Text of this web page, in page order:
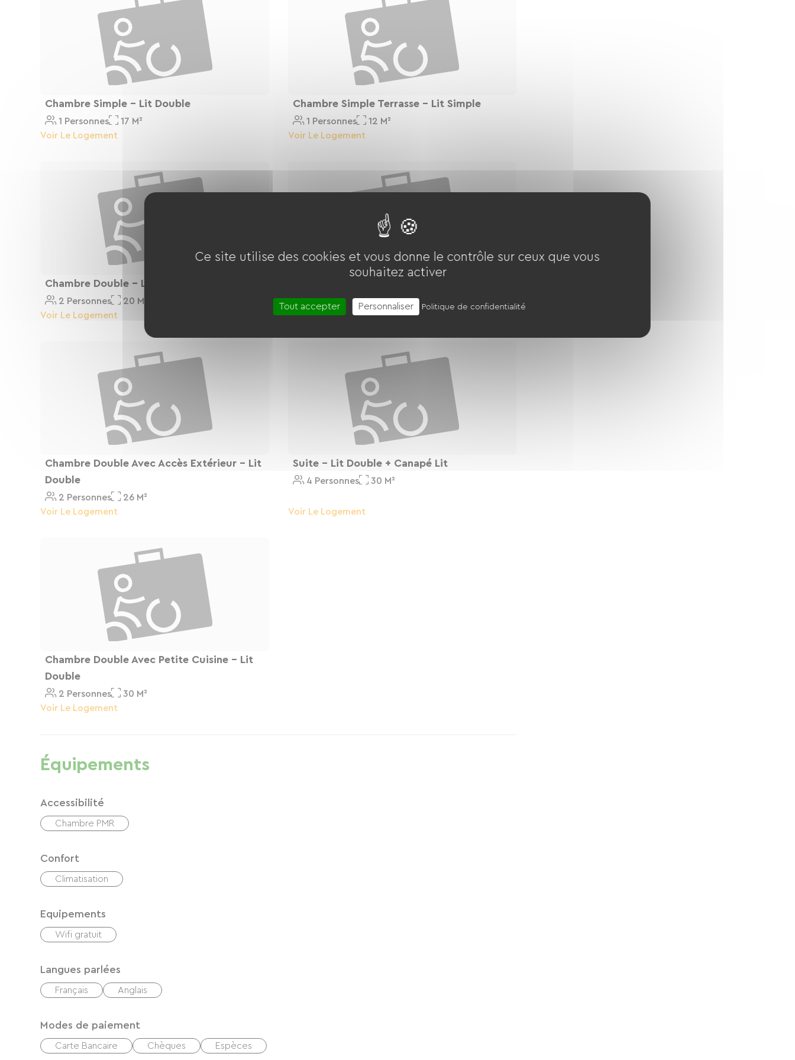
Confort absolu : Après une journée d'effort, détendez-vous dans nos chambres tout équipées
et profitez d'une climatisation salvatrice pour une nuit vraiment récupératrice.
Énergie au rendez-vous : Attaquez la route du lendemain avec un petit-déjeuner complet et
vitaminé, servi sur place.
Posez pied à terre chez nous et repartez du bon braquet !
Chambre Simple - Lit Double
1 Personnes
17 M²
Voir Le Logement
Chambre Simple Terrasse - Lit Simple
1 Personnes
12 M²
Voir Le Logement
Chambre Double - Lit Double
2 Personnes
20 M²
Voir Le Logement
2 Personnes
19 M²
Voir Le Logement
Chambre Double Avec Accès Extérieur - Lit
Double
2 Personnes
26 M²
Voir Le Logement
Suite - Lit Double + Canapé Lit
4 Personnes 30 M²
Voir Le Logement
Chambre Double Avec Petite Cuisine - Lit
Double
2 Personnes
30 M²
Voir Le Logement
Équipements
Accessibilité
Chambre PMR
Confort
Climatisation
Equipements
Wifi gratuit
Langues parlées
Français Anglais
Modes de paiement
Carte Bancaire Chèques Espèces
Ce site utilise des cookies et vous donne le contrôle sur ceux que vous
souhaitez activer
Tout accepter Personnaliser Politique de confidentialité